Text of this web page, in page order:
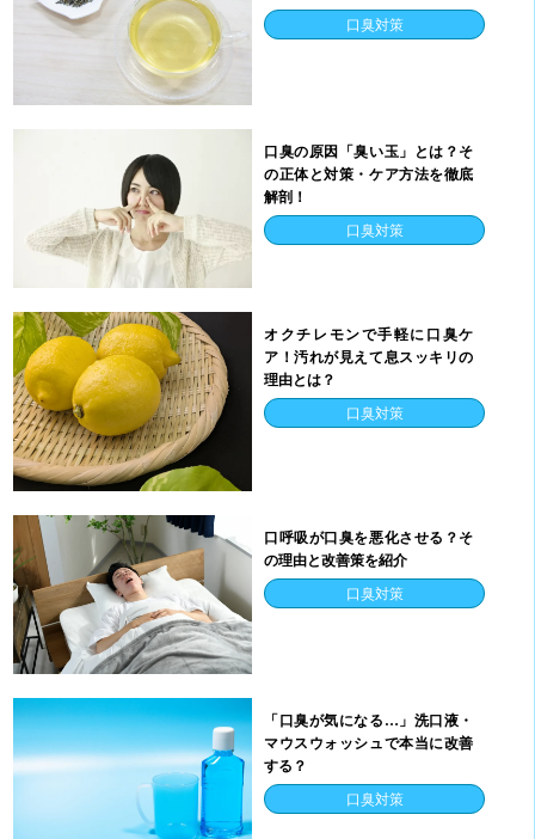
口臭対策
口臭の原因「臭い玉」とは？そ
の正体と対策・ケア方法を徹底
解剖！
口臭対策
オクチレモンで手軽に口臭ケ
ア！汚れが見えて息スッキリの
理由とは？
口臭対策
口呼吸が口臭を悪化させる？そ
の理由と改善策を紹介
口臭対策
「口臭が気になる…」洗口液・
マウスウォッシュで本当に改善
する？
口臭対策